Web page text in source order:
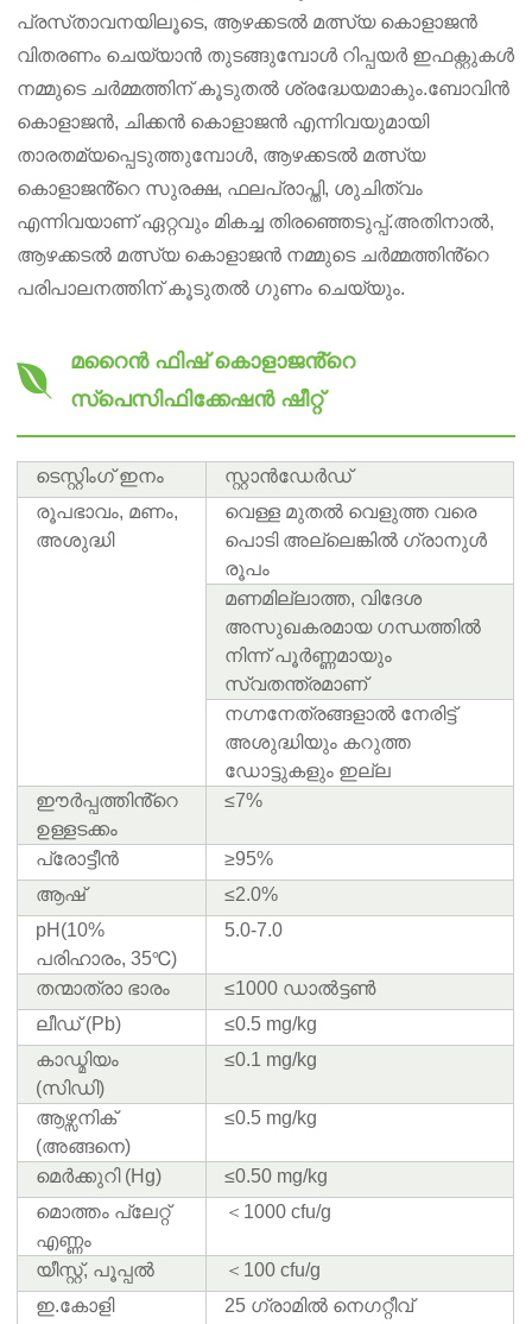
പ്രസ്‌താവനയിലൂടെ, ആഴക്കടൽ മത്സ്യ കൊളാജൻ
വിതരണം ചെയ്യാൻ തുടങ്ങുമ്പോൾ റിപ്പയർ ഇഫക്റ്റുകൾ
നമ്മുടെ ചർമ്മത്തിന് കൂടുതൽ ശ്രദ്ധേയമാകും.ബോവിൻ
കൊളാജൻ, ചിക്കൻ കൊളാജൻ എന്നിവയുമായി
താരതമ്യപ്പെടുത്തുമ്പോൾ, ആഴക്കടൽ മത്സ്യ
കൊളാജൻ്റെ സുരക്ഷ, ഫലപ്രാപ്തി, ശുചിത്വം
എന്നിവയാണ് ഏറ്റവും മികച്ച തിരഞ്ഞെടുപ്പ്.അതിനാൽ,
ആഴക്കടൽ മത്സ്യ കൊളാജൻ നമ്മുടെ ചർമ്മത്തിൻ്റെ
പരിപാലനത്തിന് കൂടുതൽ ഗുണം ചെയ്യും.
മറൈൻ ഫിഷ് കൊളാജൻ്റെ
സ്പെസിഫിക്കേഷൻ ഷീറ്റ്
ടെസ്റ്റിംഗ് ഇനം
സ്റ്റാൻഡേർഡ്
രൂപഭാവം, മണം,
അശുദ്ധി
വെള്ള മുതൽ വെളുത്ത വരെ
പൊടി അല്ലെങ്കിൽ ഗ്രാനുൾ
രൂപം
മണമില്ലാത്ത, വിദേശ
അസുഖകരമായ ഗന്ധത്തിൽ
നിന്ന് പൂർണ്ണമായും
സ്വതന്ത്രമാണ്
നഗ്നനേത്രങ്ങളാൽ നേരിട്ട്
അശുദ്ധിയും കറുത്ത
ഡോട്ടുകളും ഇല്ല
ഈർപ്പത്തിൻ്റെ
ഉള്ളടക്കം
≤7%
പ്രോട്ടീൻ
≥95%
ആഷ്
≤2.0%
pH(10%
പരിഹാരം, 35℃)
5.0-7.0
തന്മാത്രാ ഭാരം
≤1000 ഡാൽട്ടൺ
ലീഡ് (Pb)
≤0.5 mg/kg
കാഡ്മിയം
(സിഡി)
≤0.1 mg/kg
ആഴ്സനിക്
(അങ്ങനെ)
≤0.5 mg/kg
മെർക്കുറി (Hg)
≤0.50 mg/kg
മൊത്തം പ്ലേറ്റ്
എണ്ണം
＜1000 cfu/g
യീസ്റ്റ്, പൂപ്പൽ
＜100 cfu/g
ഇ.കോളി
25 ഗ്രാമിൽ നെഗറ്റീവ്